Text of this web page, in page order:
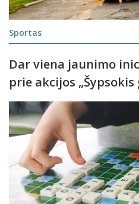
Sportas
Dar viena jaunimo
prie akcijos „Šypsokis